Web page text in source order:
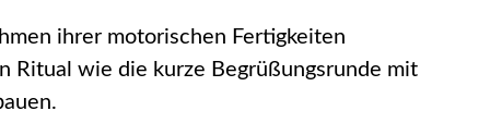
ihrer motorischen Fertigkeiten
Ritual wie die kurze Begrüßungsrunde mit